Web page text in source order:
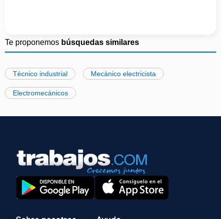
Te proponemos búsquedas similares
Técnico industrial Mecánico electricista
Electromecánicos